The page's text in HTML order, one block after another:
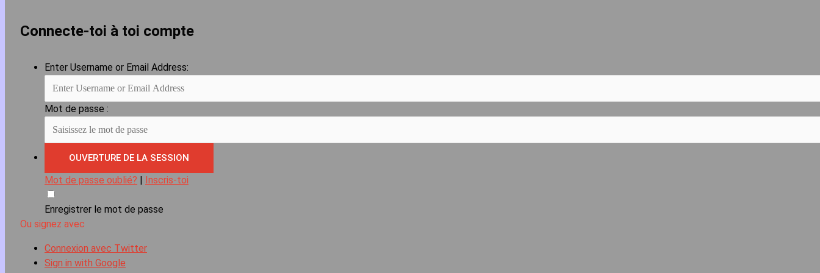
Connecte-toi à toi compte
Enter Username or Email Address:
Mot de passe :
Mot de passe oublié? Inscris-toi
Enregistrer le mot de passe
Ou signez avec
Connexion avec Twitter
Sign in with Google